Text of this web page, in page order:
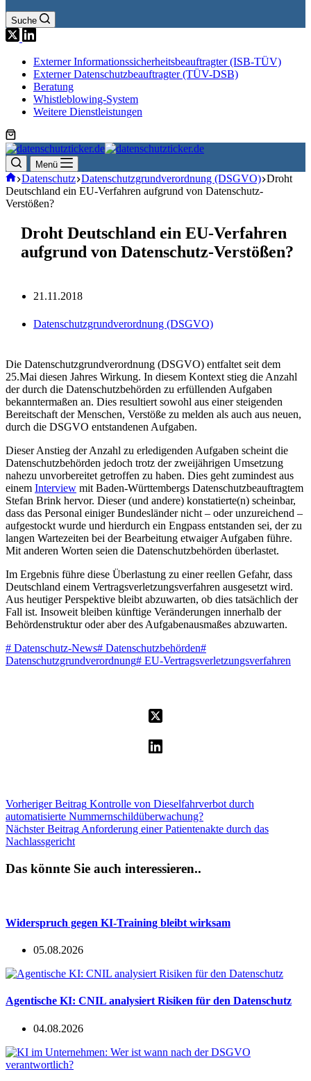
Suche
Externer Informationssicherheitsbeauftragter (ISB-TÜV)
Externer Datenschutzbeauftragter (TÜV-DSB)
Beratung
Whistleblowing-System
Weitere Dienstleistungen
Warenkorb
Menü
Start
Datenschutz Datenschutzgrundverordnung (DSGVO) Droht
Deutschland ein EU-Verfahren aufgrund von Datenschutz-
Verstößen?
Droht Deutschland ein EU-Verfahren
aufgrund von Datenschutz-Verstößen?
21.11.2018
Datenschutzgrundverordnung (DSGVO)
Die Datenschutzgrundverordnung (DSGVO) entfaltet seit dem
25.Mai diesen Jahres Wirkung. In diesem Kontext stieg die Anzahl
der durch die Datenschutzbehörden zu erfüllenden Aufgaben
bekanntermaßen an. Dies resultiert sowohl aus einer steigenden
Bereitschaft der Menschen, Verstöße zu melden als auch aus neuen,
durch die DSGVO entstandenen Aufgaben.
Dieser Anstieg der Anzahl zu erledigenden Aufgaben scheint die
Datenschutzbehörden jedoch trotz der zweijährigen Umsetzung
nahezu unvorbereitet getroffen zu haben. Dies geht zumindest aus
einem Interview mit Baden-Württembergs Datenschutzbeauftragtem
Stefan Brink hervor. Dieser (und andere) konstatierte(n) scheinbar,
dass das Personal einiger Bundesländer nicht – oder unzureichend –
aufgestockt wurde und hierdurch ein Engpass entstanden sei, der zu
langen Wartezeiten bei der Bearbeitung etwaiger Aufgaben führe.
Mit anderen Worten seien die Datenschutzbehörden überlastet.
Im Ergebnis führe diese Überlastung zu einer reellen Gefahr, dass
Deutschland einem Vertragsverletzungsverfahren ausgesetzt wird.
Aus heutiger Perspektive bleibt abzuwarten, ob dies tatsächlich der
Fall ist. Insoweit bleiben künftige Veränderungen innerhalb der
Behördenstruktur oder aber des Aufgabenausmaßes abzuwarten.
# Datenschutz-News# Datenschutzbehörden#
Datenschutzgrundverordnung# EU-Vertragsverletzungsverfahren
VorherigerBeitrag Kontrolle von Dieselfahrverbot durch
automatisierte Nummernschildüberwachung?
NächsterBeitrag Anforderung einer Patientenakte durch das
Nachlassgericht
Das könnte Sie auch interessieren..
Widerspruch gegen KI-Training bleibt wirksam
05.08.2026
Agentische KI: CNIL analysiert Risiken für den Datenschutz
04.08.2026